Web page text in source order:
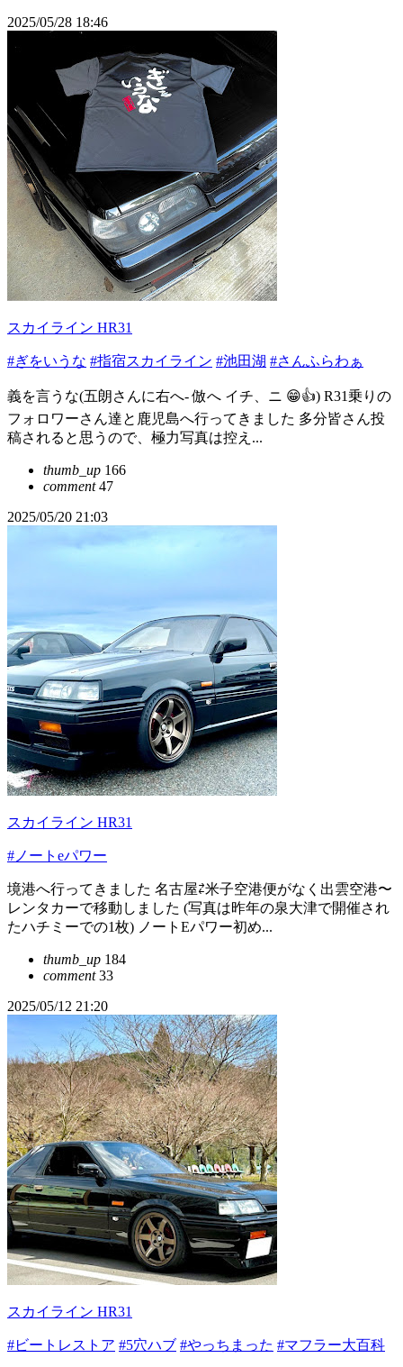
2025/05/28 18:46
スカイライン HR31
#ぎをいうな #指宿スカイライン #池田湖 #さんふらわぁ
義を言うな(五朗さんに右へ- 倣へ イチ、ニ 😁👍) R31乗りの
フォロワーさん達と鹿児島へ行ってきました 多分皆さん投
稿されると思うので、極力写真は控え...
thumb_up 166
comment47
2025/05/20 21:03
スカイライン HR31
#ノートeパワー
境港へ行ってきました 名古屋⇄米子空港便がなく出雲空港〜
レンタカーで移動しました (写真は昨年の泉大津で開催され
たハチミーでの1枚) ノートEパワー初め...
thumb_up 184
comment33
2025/05/12 21:20
スカイライン HR31
#ビートレストア #5穴ハブ #やっちまった #マフラー大百科